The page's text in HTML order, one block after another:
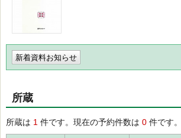
新着資料お知らせ
所蔵
所蔵は 1 件です。現在の予約件数は 0 件です。